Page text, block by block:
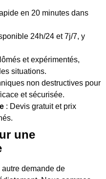
en 20 minutes dans
24h/24 et 7j/7, y
et expérimentés,
situations.
non destructives pour
et sécurisée.
: Devis gratuit et prix
une
autre demande de